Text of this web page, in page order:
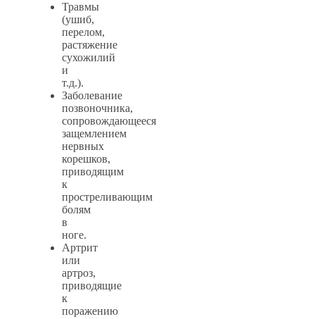
Травмы
(ушиб,
перелом,
растяжение
сухожилий
и
т.д.).
Заболевание
позвоночника,
сопровождающееся
защемлением
нервных
корешков,
приводящим
к
простреливающим
болям
в
ноге.
Артрит
или
артроз,
приводящие
к
поражению